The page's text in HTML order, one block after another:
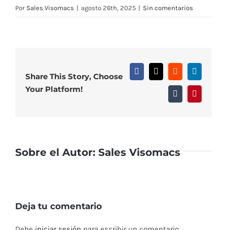
Por Sales Visomacs | agosto 26th, 2025 | Sin comentarios
Share This Story, Choose
Your Platform!
Facebook
X RedditLinkedIn
TumblrPinterest
Sobre el Autor: Sales Visomacs
Deja tu comentario